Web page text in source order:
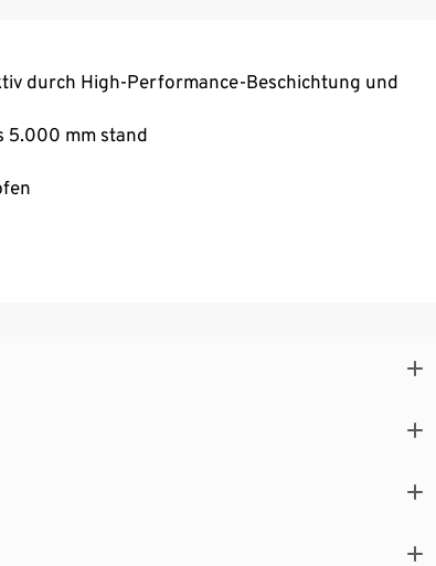
durch High-Performance-Beschichtung und
5.000 mm stand